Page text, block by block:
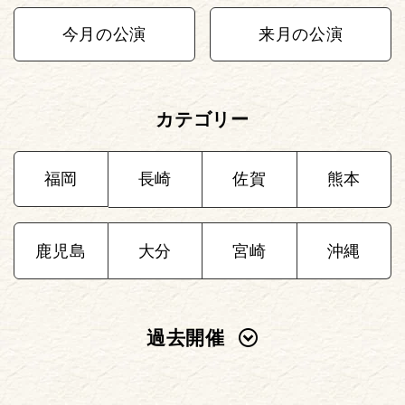
今月の公演 来月の公演
カテゴリー
福岡 長崎 佐賀 熊本
鹿児島 大分 宮崎 沖縄
過去開催